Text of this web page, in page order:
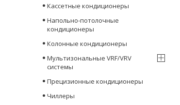
Кассетные кондиционеры
Напольно-потолочные
кондиционеры
Колонные кондиционеры
Мультизональные VRF/VRV
системы
Прецизионные кондиционеры
Чиллеры